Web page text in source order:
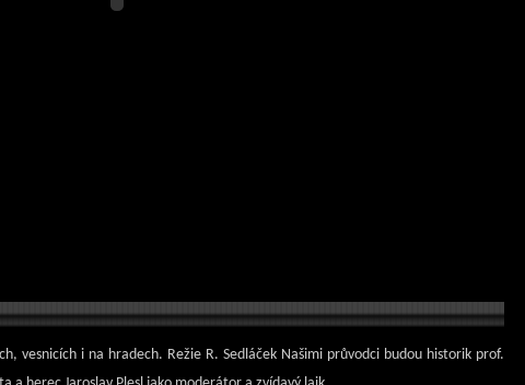
vesnicích i na hradech. Režie R. Sedláček Našimi průvodci budou historik prof.